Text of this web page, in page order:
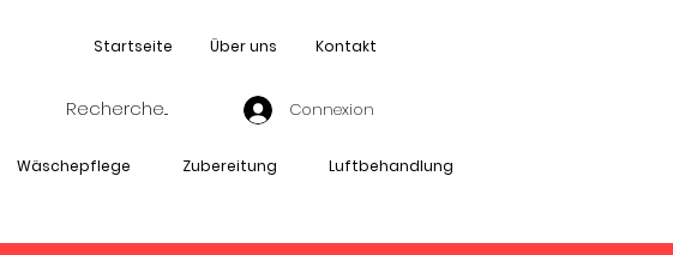
Startseite Über uns Kontakt
Connexion
Wäschepflege Zubereitung Luftbehandlung